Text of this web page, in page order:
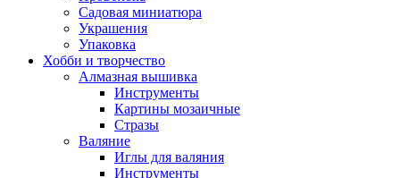
Садовая миниатюра
Украшения
Упаковка
Хобби и творчество
Алмазная вышивка
Инструменты
Картины мозаичные
Стразы
Валяние
Иглы для валяния
Инструменты